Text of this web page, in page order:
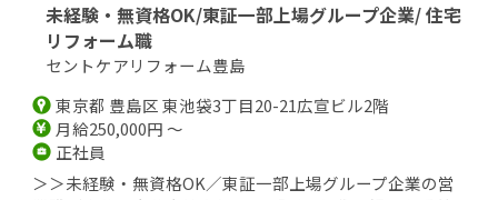
未経験・無資格OK/東証一部上場グループ企業/ 住宅
リフォーム職
セントケアリフォーム豊島
東京都 豊島区 東池袋3丁目20-21広宣ビル2階
月給250,000円 ～
正社員
＞＞未経験・無資格OK／東証一部上場グループ企業の営